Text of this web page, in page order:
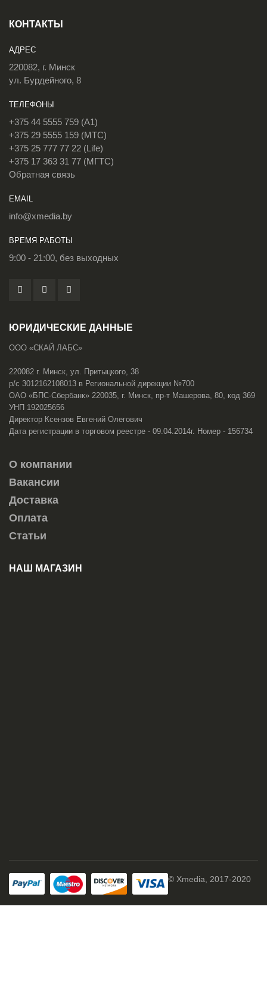
КОНТАКТЫ
АДРЕС
220082, г. Минск
ул. Бурдейного, 8
ТЕЛЕФОНЫ
+375 44 5555 759 (A1)
+375 29 5555 159 (МТС)
+375 25 777 77 22 (Life)
+375 17 363 31 77 (МГТС)
Обратная связь
EMAIL
info@xmedia.by
ВРЕМЯ РАБОТЫ
9:00 - 21:00, без выходных
ЮРИДИЧЕСКИЕ ДАННЫЕ
ООО «СКАЙ ЛАБС»
220082 г. Минск, ул. Притыцкого, 38
р/с 3012162108013 в Региональной дирекции №700
ОАО «БПС-Сбербанк» 220035, г. Минск, пр-т Машерова, 80, код 369
УНП 192025656
Директор Ксензов Евгений Олегович
Дата регистрации в торговом реестре - 09.04.2014г. Номер - 156734
О компании
Вакансии
Доставка
Оплата
Статьи
НАШ МАГАЗИН
© Xmedia, 2017-2020